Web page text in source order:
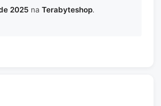
2025 na Terabyteshop.